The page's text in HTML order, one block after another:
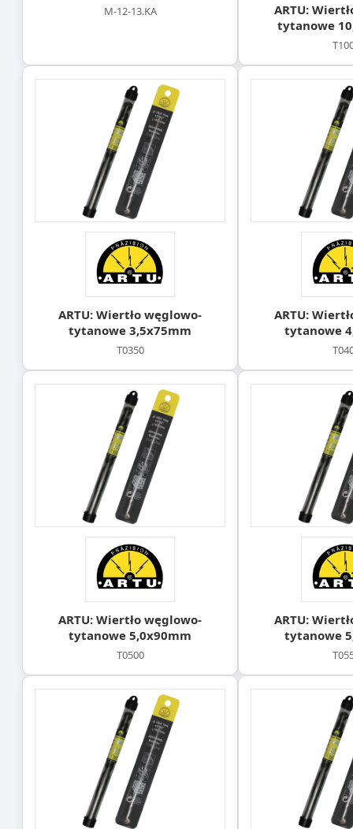
M-12-13.KA
ARTU:
tytanowe
ARTU: Wiertło węglowo-
tytanowe 3,5x75mm
T0350
ARTU:
tytanowe
ARTU: Wiertło węglowo-
tytanowe 5,0x90mm
T0500
ARTU:
tytanowe